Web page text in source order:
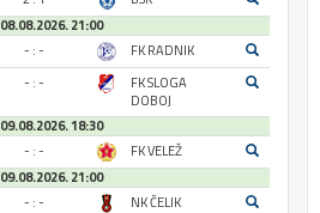
08.08.2026. 21:00
- : -
FK RADNIK
- : -
FK SLOGA
DOBOJ
09.08.2026. 18:30
- : -
FK VELEŽ
09.08.2026. 21:00
- : - NK ČELIK